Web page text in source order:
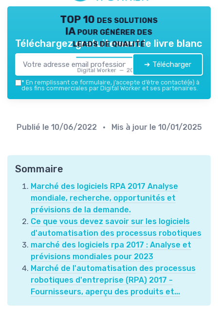
TOP 10 des solutions
IA pour générer des
leads de qualité
Digital Worker — 2026
Téléchargez gratuitement le livre blanc
➔ Télécharger
* En remplissant ce formulaire, j’accepte d’être contacté(e) à
des fins commerciales par Digital Worker et ses partenaires.
Publié le 10/06/2022 • Mis à jour le 10/01/2025
Sommaire
Marché des logiciels RPA 2017 Analyse
mondiale, recherche, opportunités et
prévisions de la demande.
Ce que vous devez savoir sur les logiciels
d'automatisation des processus robotiques
marché des logiciels rpa 2017 : Analyse et
prévisions mondiales pour 2023
Marché de l'automatisation des processus
robotiques d'entreprise (RPA) 2017 -
Fournisseurs, aperçu des produits et...